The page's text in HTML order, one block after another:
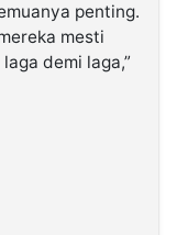
penting.
mesti
demi laga,”